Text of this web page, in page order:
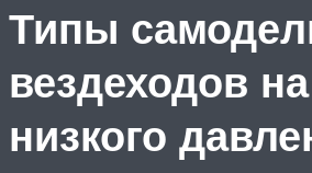
Типы
вездеходов
низкого